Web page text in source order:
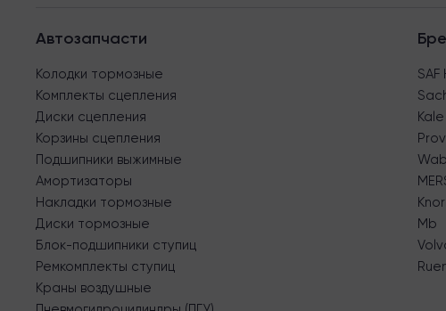
Автозапчасти
Колодки тормозные
Комплекты сцепления
Диски сцепления
Корзины сцепления
Подшипники выжимные
Амортизаторы
Накладки тормозные
Диски тормозные
Блок-подшипники ступиц
Ремкомплекты ступиц
Краны воздушные
SAF
Mb